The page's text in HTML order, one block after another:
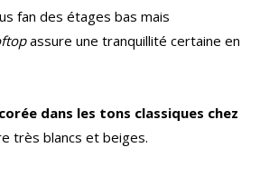
fan des étages bas mais
assure une tranquillité certaine en
dans les tons classiques chez
très blancs et beiges.